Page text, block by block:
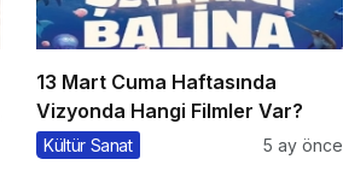
13 Mart Cuma Haftasında
Vizyonda Hangi Filmler Var?
Kültür Sanat 5 ay önce